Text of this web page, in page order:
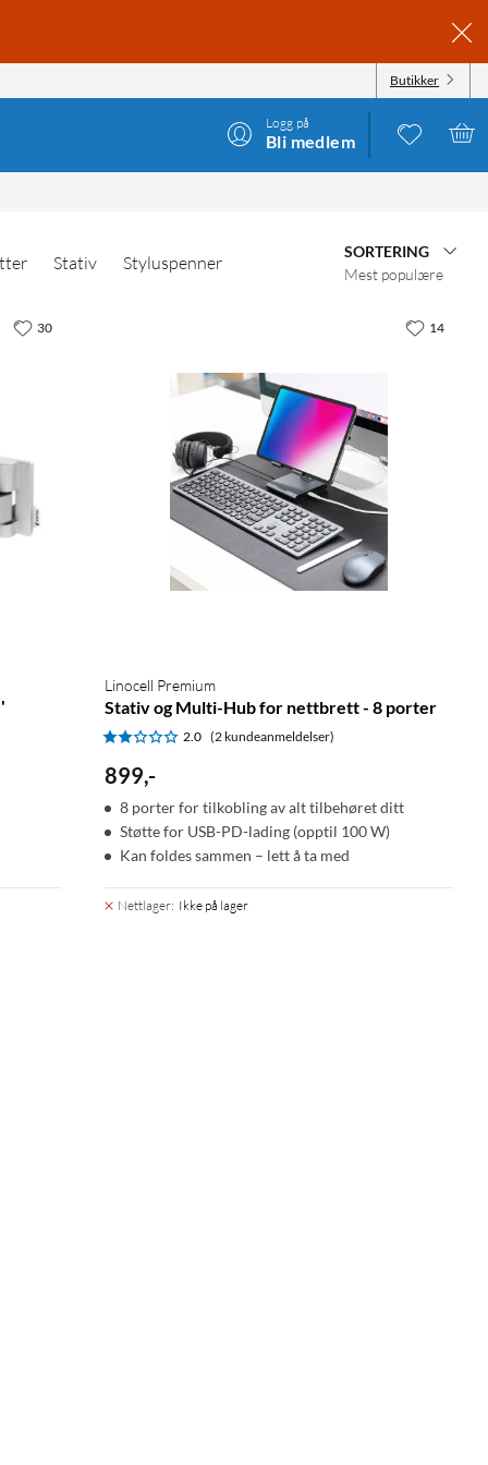
Butikker
Logg på
Bli medlem
Stativ Styluspenner
SORTERING
Mest populære
30
Linocell Premium
Stativ og Multi-Hub for nettbrett - 8 porter
2.0 (2 kundeanmeldelser)
899,-
8 porter for tilkobling av alt tilbehøret ditt
Støtte for USB-PD-lading (opptil 100 W)
Kan foldes sammen – lett å ta med
Nettlager: Ikke på lager
14